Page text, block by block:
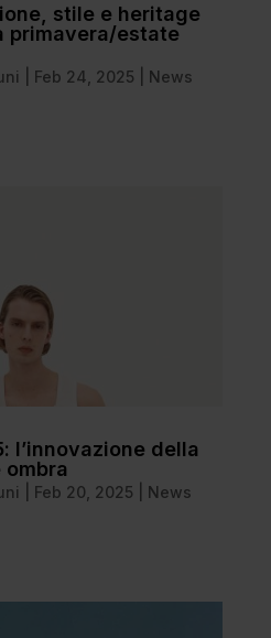
stile e heritage
primavera/estate
Feb 24, 2025
News
l’innovazione della
Feb 20, 2025
News